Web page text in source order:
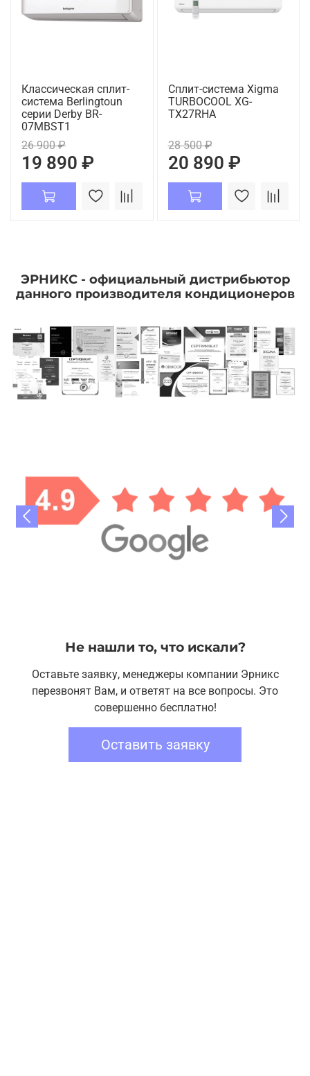
Классическая сплит-
система Berlingtoun
серии Derby BR-
07MBST1
26 900 ₽
19 890 ₽
Сплит-система Xigma
TURBOCOOL XG-
TX27RHA
28 500 ₽
20 890 ₽
ЭРНИКС - официальный дистрибьютор
данного производителя кондиционеров
Не нашли то, что искали?
Оставьте заявку, менеджеры компании Эрникс
перезвонят Вам, и ответят на все вопросы. Это
совершенно бесплатно!
Оставить заявку